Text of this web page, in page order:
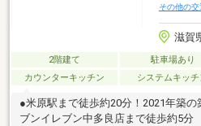
その他の交
滋賀
2階建て 駐車場あり
カウンターキッチン
システムキッチ
●米原駅まで徒歩約20分！2021年築
ブンイレブン中多良店まで徒歩約5分